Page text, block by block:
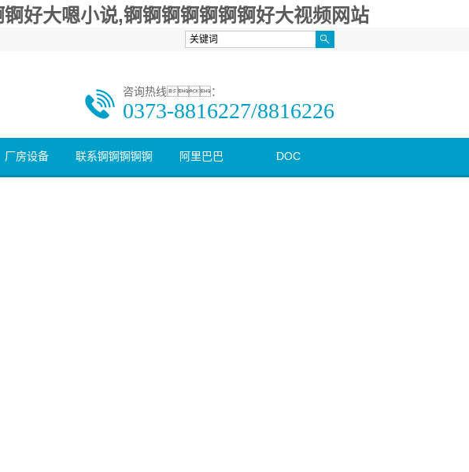
好大嗯小说,锕锕锕锕锕锕锕好大视频网站
咨询热线：
0373-8816227/8816226
厂房设备 联系锕锕锕锕锕 阿里巴巴 DOC